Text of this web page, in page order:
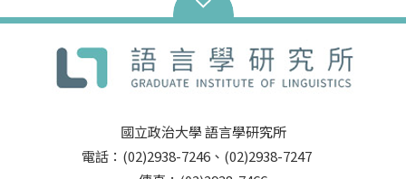
國立政治大學 語言學研究所
電話：(02)2938-7246、(02)2938-7247